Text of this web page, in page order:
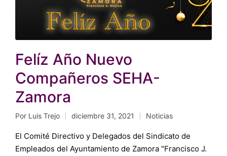
Felíz Año Nuevo
Compañeros SEHA-
Zamora
Publicado
por
Por Luis Trejo diciembre 31, 2021
Publicado
en
Noticias
El Comité Directivo y Delegados del Sindicato de
Empleados del Ayuntamiento de Zamora "Francisco J.